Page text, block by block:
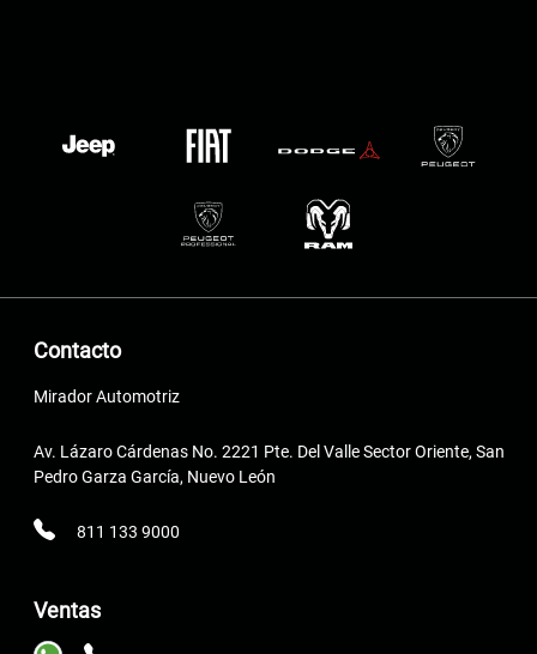
Contacto
Mirador Automotriz
Av. Lázaro Cárdenas No. 2221 Pte. Del Valle Sector Oriente, San
Pedro Garza García, Nuevo León
811 133 9000
Ventas